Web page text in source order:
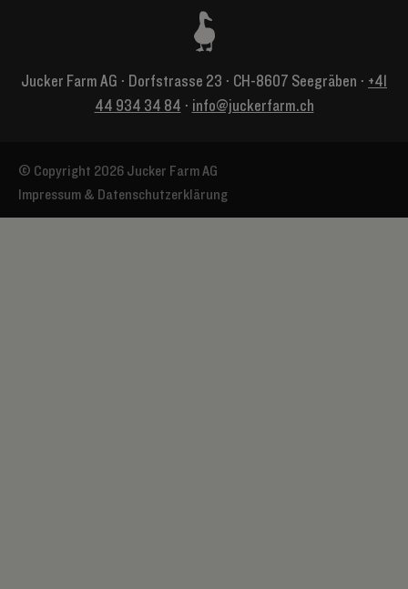
Jucker Farm AG ⋅ Dorfstrasse 23 ⋅ CH-8607 Seegräben ⋅ +41
44 934 34 84 ⋅ info@juckerfarm.ch
© Copyright 2026 Jucker Farm AG
Impressum & Datenschutzerklärung